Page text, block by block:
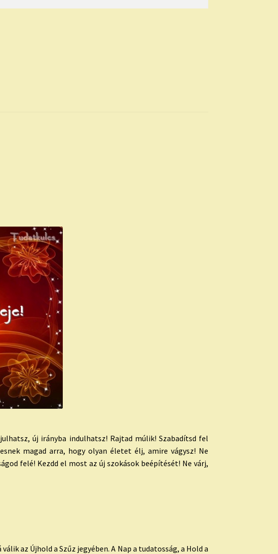
új irányba indulhatsz! Rajtad múlik! Szabadítsd fel
magad arra, hogy olyan életet élj, amire vágysz! Ne
felé! Kezdd el most az új szokások beépítését! Ne várj,
válik az Újhold aSzűz jegyében. A Nap a tudatosság, a Hold a